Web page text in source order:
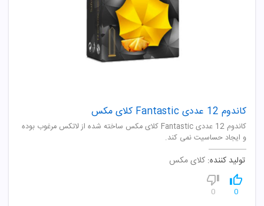
کاندوم 12 عددی Fantastic کلای مکس
کاندوم 12 عددی Fantastic کلای مکس ساخته شده از لاتکس مرغوب بوده
و ایجاد حساسیت نمی کند.
تولید کننده: کلای مکس
0
0